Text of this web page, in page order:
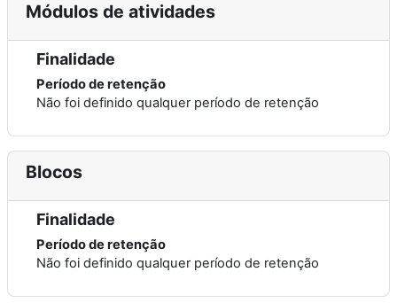
Módulos de atividades
Finalidade
Período de retenção
Não foi definido qualquer período de retenção
Blocos
Finalidade
Período de retenção
Não foi definido qualquer período de retenção